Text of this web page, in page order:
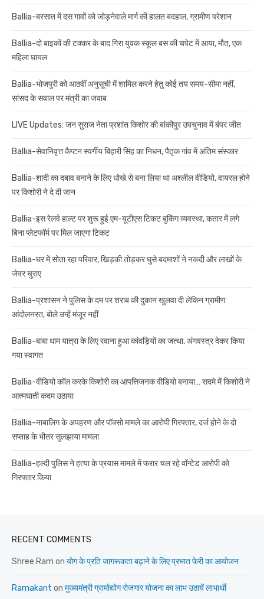
Ballia-बरसात में दस गावों को जोड़नेवाले मार्ग की हालत बदहाल, ग्रामीण परेशान
Ballia-दो बाइकों की टक्कर के बाद गिरा युवक स्कूल बस की चपेट में आया, मौत, एक
महिला घायल
Ballia-भोजपुरी को आठवीं अनुसूची में शामिल करने हेतु कोई तय समय-सीमा नहीं,
सांसद के सवाल पर मंत्री का जवाब
LIVE Updates: जन सुराज नेता प्रशांत किशोर की बांकीपुर उपचुनाव में बंपर जीत
Ballia-सेवानिवृत्त कैप्टन स्वर्गीय बिहारी सिंह का निधन, पैतृक गांव में अंतिम संस्कार
Ballia-शादी का दबाव बनाने के लिए धोखे से बना लिया था अश्लील वीडियो, वायरल होने
पर किशोरी ने दे दी जान
Ballia-इस रेलवे हाल्ट पर शुरू हुई एम-यूटीएस टिकट बुकिंग व्यवस्था, कतार में लगे
बिना प्लेटफॉर्म पर मिल जाएगा टिकट
Ballia-घर में सोता रहा परिवार, खिड़की तोड़कर घुसे बदमाशों ने नकदी और लाखों के
जेवर चुराए
Ballia-प्रशासन ने पुलिस के दम पर शराब की दुकान खुलवा दी लेकिन ग्रामीण
आंदोलनरत, बोले उन्हें मंजूर नहीं
Ballia-बाबा धाम यात्रा के लिए रवाना हुआ कांवड़ियों का जत्था, अंगवस्त्र देकर किया
गया स्वागत
Ballia-वीडियो कॉल करके किशोरी का आपत्तिजनक वीडियो बनाया… सदमे में किशोरी ने
आत्मघाती कदम उठाया
Ballia-नाबालिग के अपहरण और पॉक्सो मामले का आरोपी गिरफ्तार, दर्ज होने के दो
सप्ताह के भीतर सुलझाया मामला
Ballia-हल्दी पुलिस ने हत्या के प्रयास मामले में फरार चल रहे वॉन्टेड आरोपी को
गिरफ्तार किया
RECENT COMMENTS
Shree Ram on योग के प्रति जागरूकता बढ़ाने के लिए प्रभात फेरी का आयोजन
Ramakant on मुख्यमंत्री ग्रामोद्योग रोजगार योजना का लाभ उठायें लाभार्थी